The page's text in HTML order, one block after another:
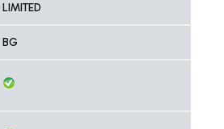
LIMITED
BG